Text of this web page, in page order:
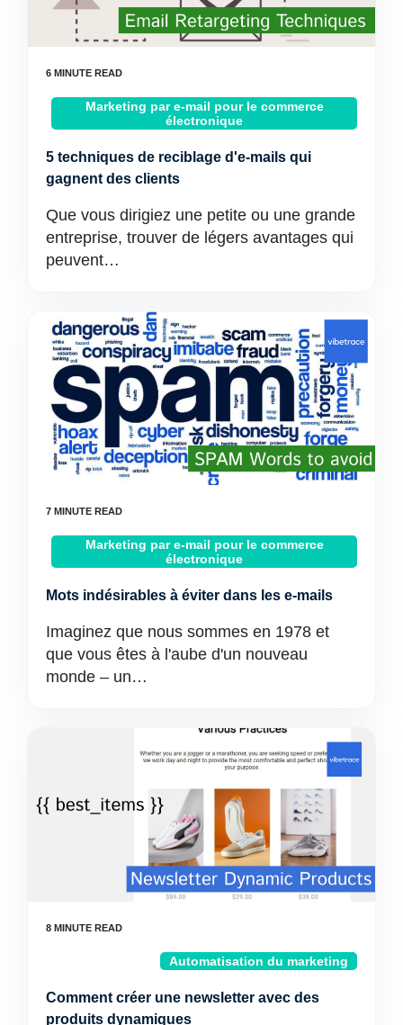
Marketing par e-mail pour le commerce
électronique
5 techniques de reciblage d'e-mails qui
gagnent des clients
Que vous dirigiez une petite ou une grande
entreprise, trouver de légers avantages qui
peuvent…
Marketing par e-mail pour le commerce
électronique
Mots indésirables à éviter dans les e-mails
Imaginez que nous sommes en 1978 et
que vous êtes à l'aube d'un nouveau
monde – un…
Automatisation du marketing
Comment créer une newsletter avec des
produits dynamiques